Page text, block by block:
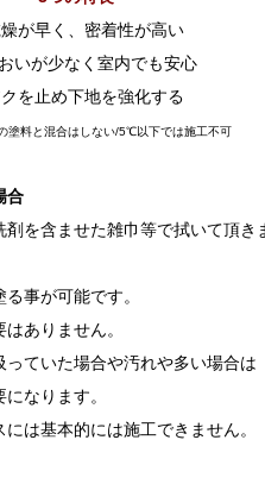
燥が早く、密着性が高い
いが少なく室内でも安心
クを止め下地を強化する
塗料と混合はしない/5℃以下では施工不可
合
剤を含ませた雑巾等で拭いて頂き
事が可能です。
ありません。
っていた場合や汚れや多い場合は
なります。
は基本的には施工できません。